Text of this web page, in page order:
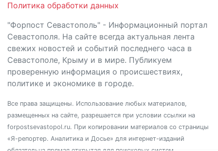
Политика обработки данных
"Форпост Севастополь" - Информационный портал
Севастополя. На сайте всегда актуальная лента
свежих новостей и событий последнего часа в
Севастополе, Крыму и в мире. Публикуем
проверенную информация о происшествиях,
политике и экономике в городе.
Все права защищены. Использование любых материалов,
размещенных на сайте, разрешается при условии ссылки на
forpostsevastopol.ru. При копировании материалов со страницы
«Я-репортер. Аналитика и Досье» для интернет-изданий